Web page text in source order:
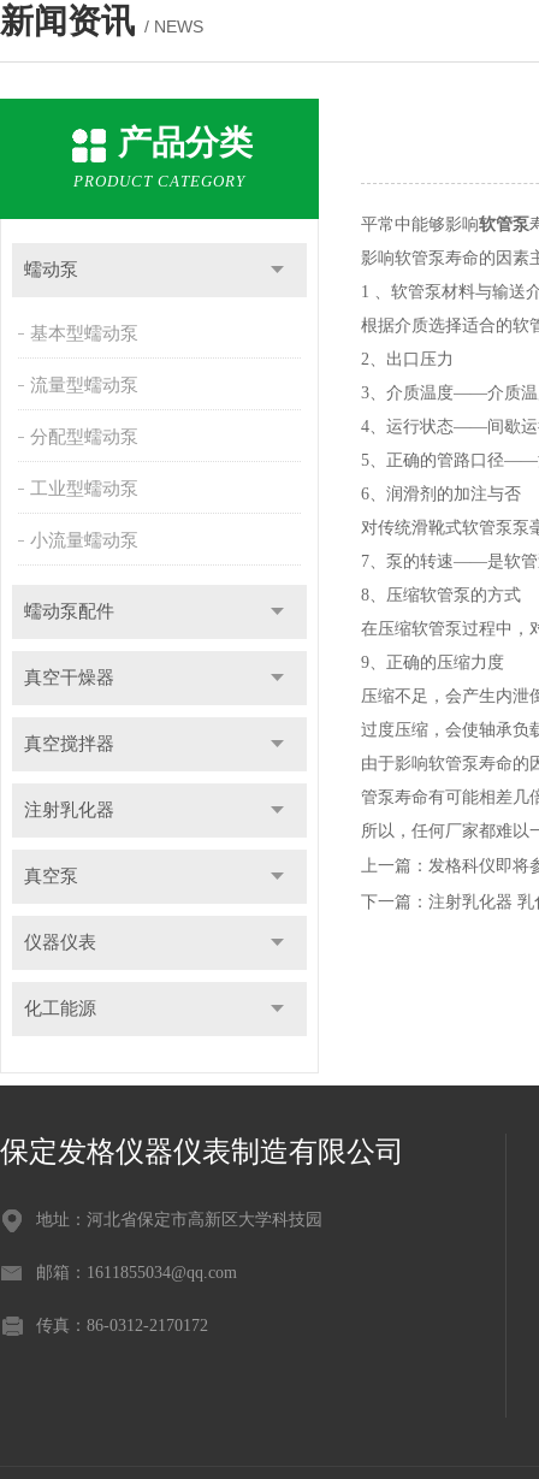
新闻资讯 / NEWS
产品分类
PRODUCT CATEGORY
蠕动泵
基本型蠕动泵
流量型蠕动泵
分配型蠕动泵
工业型蠕动泵
小流量蠕动泵
蠕动泵配件
真空干燥器
真空搅拌器
注射乳化器
真空泵
仪器仪表
化工能源
平常中能够影响软管泵
影响软管泵寿命的因素
1 、软管泵材料与输送
根据介质选择适合的软
2、出口压力
3、介质温度——介质温
4、运行状态——间歇
5、正确的管路口径——
6、润滑剂的加注与否
对传统滑靴式软管泵泵
7、泵的转速——是软管
8、压缩软管泵的方式
在压缩软管泵过程中，
9、正确的压缩力度
压缩不足，会产生内泄
过度压缩，会使轴承负
由于影响软管泵寿命的
管泵寿命有可能相差几
所以，任何厂家都难以
上一篇： 发格科仪即将
下一篇： 注射乳化器 乳
保定发格仪器仪表制造有限公司
地址：河北省保定市高新区大学科技园
邮箱：1611855034@qq.com
传真：86-0312-2170172